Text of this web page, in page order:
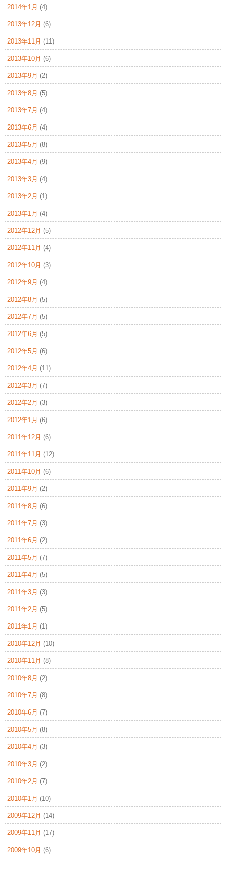
2014年1月 (4)
2013年12月 (6)
2013年11月 (11)
2013年10月 (6)
2013年9月 (2)
2013年8月 (5)
2013年7月 (4)
2013年6月 (4)
2013年5月 (8)
2013年4月 (9)
2013年3月 (4)
2013年2月 (1)
2013年1月 (4)
2012年12月 (5)
2012年11月 (4)
2012年10月 (3)
2012年9月 (4)
2012年8月 (5)
2012年7月 (5)
2012年6月 (5)
2012年5月 (6)
2012年4月 (11)
2012年3月 (7)
2012年2月 (3)
2012年1月 (6)
2011年12月 (6)
2011年11月 (12)
2011年10月 (6)
2011年9月 (2)
2011年8月 (6)
2011年7月 (3)
2011年6月 (2)
2011年5月 (7)
2011年4月 (5)
2011年3月 (3)
2011年2月 (5)
2011年1月 (1)
2010年12月 (10)
2010年11月 (8)
2010年8月 (2)
2010年7月 (8)
2010年6月 (7)
2010年5月 (8)
2010年4月 (3)
2010年3月 (2)
2010年2月 (7)
2010年1月 (10)
2009年12月 (14)
2009年11月 (17)
2009年10月 (6)